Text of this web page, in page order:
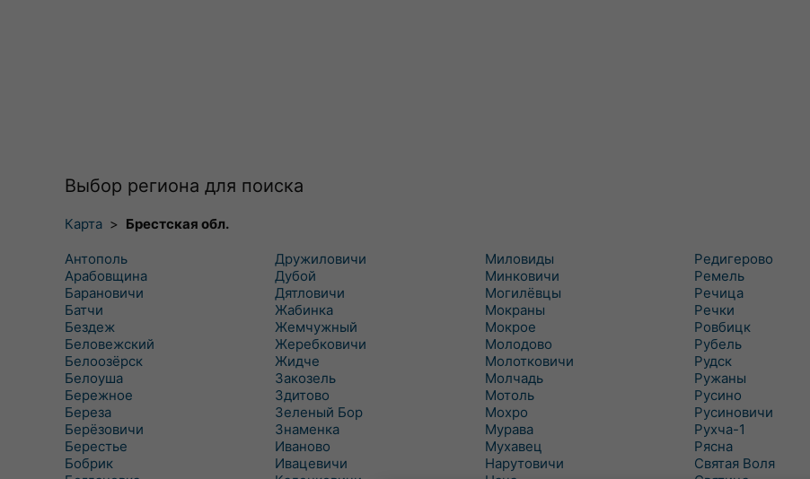
Выбор региона для поиска
Карта > Брестская обл.
Антополь
Арабовщина
Барановичи
Батчи
Бездеж
Беловежский
Белоозёрск
Белоуша
Бережное
Береза
Берёзовичи
Берестье
Бобрик
Дружиловичи
Дубой
Дятловичи
Жабинка
Жемчужный
Жеребковичи
Жидче
Закозель
Здитово
Зеленый Бор
Знаменка
Иваново
Ивацевичи
Миловиды
Минковичи
Могилёвцы
Мокраны
Мокрое
Молодово
Молотковичи
Молчадь
Мотоль
Мохро
Мурава
Мухавец
Нарутовичи
Редигерово
Ремель
Речица
Речки
Ровбицк
Рубель
Рудск
Ружаны
Русино
Русиновичи
Рухча-1
Рясна
Святая Воля